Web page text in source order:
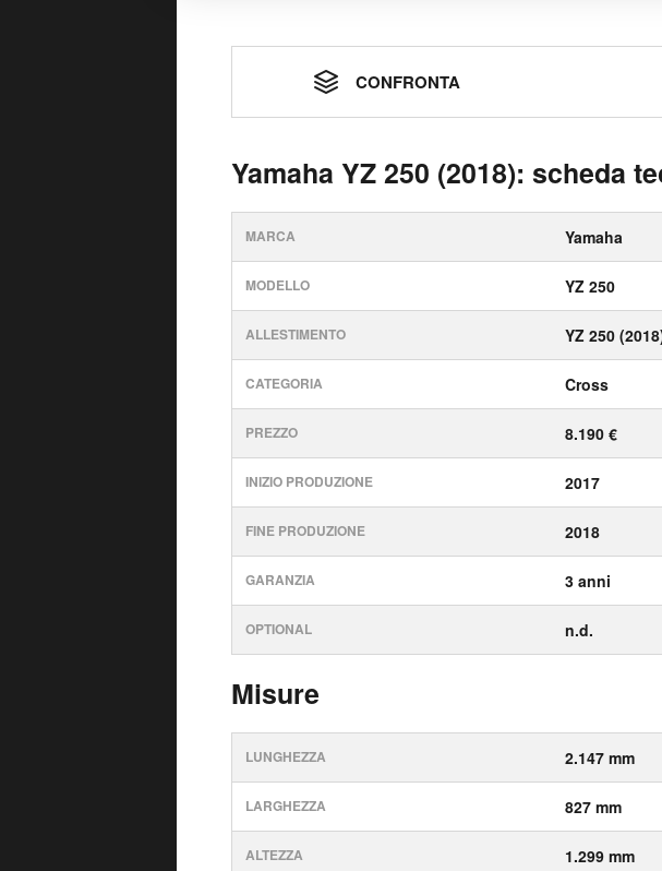
CONFRONTA
Yamaha YZ 250 (2018): scheda
MARCA Yamaha
MODELLO YZ 250
ALLESTIMENTO YZ 250
CATEGORIA Cross
PREZZO 8.190 €
INIZIO PRODUZIONE 2017
FINE PRODUZIONE 2018
GARANZIA 3 anni
OPTIONAL n.d.
Misure
LUNGHEZZA 2.147 mm
LARGHEZZA 827 mm
ALTEZZA 1.299 mm